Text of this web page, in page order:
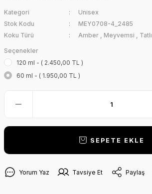
Kategori
Unisex
Stok Kodu
MEY0708-4_2485
Koku Türü
Amber , Meyvemsi , Tatlı
Seçenekler
120 ml - ( 2.450,00 TL )
60 ml - ( 1.950,00 TL )
SEPETE EKLE
Yorum Yaz Tavsiye Et Paylaş